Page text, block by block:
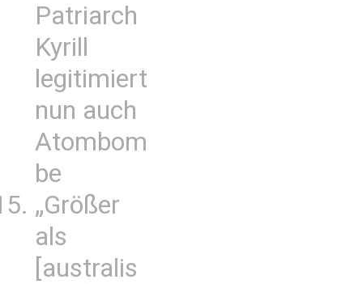
Patriarch
Kyrill
legitimiert
nun auch
Atombom
be
„Größer
als
[australis